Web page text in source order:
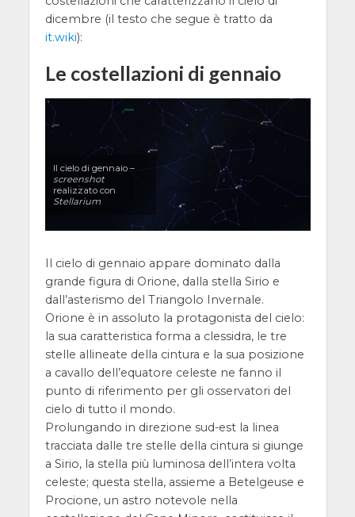
dicembre (il testo che segue è tratto da
it.wiki):
Le costellazioni di gennaio
Il cielo di gennaio –
screenshot
realizzato con
Stellarium
Il cielo di gennaio appare dominato dalla
grande figura di Orione, dalla stella Sirio e
dall’asterismo del Triangolo Invernale.
Orione è in assoluto la protagonista del cielo:
la sua caratteristica forma a clessidra, le tre
stelle allineate della cintura e la sua posizione
a cavallo dell’equatore celeste ne fanno il
punto di riferimento per gli osservatori del
cielo di tutto il mondo.
Prolungando in direzione sud-est la linea
tracciata dalle tre stelle della cintura si giunge
a Sirio, la stella più luminosa dell’intera volta
celeste; questa stella, assieme a Betelgeuse e
Procione, un astro notevole nella